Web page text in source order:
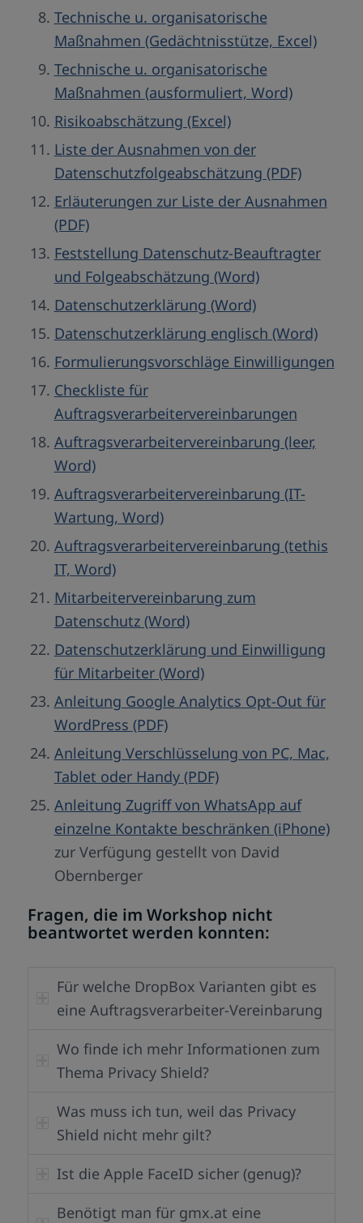
Technische u. organisatorische
Maßnahmen (Gedächtnisstütze, Excel)
Technische u. organisatorische
Maßnahmen (ausformuliert, Word)
Risikoabschätzung (Excel)
Liste der Ausnahmen von der
Datenschutzfolgeabschätzung (PDF)
Erläuterungen zur Liste der Ausnahmen
(PDF)
Feststellung Datenschutz-Beauftragter
und Folgeabschätzung (Word)
Datenschutzerklärung (Word)
Datenschutzerklärung englisch (Word)
Formulierungsvorschläge Einwilligungen
Checkliste für
Auftragsverarbeitervereinbarungen
Auftragsverarbeitervereinbarung (leer,
Word)
Auftragsverarbeitervereinbarung (IT-
Wartung, Word)
Auftragsverarbeitervereinbarung (tethis
IT, Word)
Mitarbeitervereinbarung zum
Datenschutz (Word)
Datenschutzerklärung und Einwilligung
für Mitarbeiter (Word)
Anleitung Google Analytics Opt-Out für
WordPress (PDF)
Anleitung Verschlüsselung von PC, Mac,
Tablet oder Handy (PDF)
Anleitung Zugriff von WhatsApp auf
einzelne Kontakte beschränken (iPhone)
zur Verfügung gestellt von David
Obernberger
Fragen, die im Workshop nicht
beantwortet werden konnten:
Für welche DropBox Varianten gibt es
eine Auftragsverarbeiter-Vereinbarung
Wo finde ich mehr Informationen zum
Thema Privacy Shield?
Was muss ich tun, weil das Privacy
Shield nicht mehr gilt?
Ist die Apple FaceID sicher (genug)?
Benötigt man für gmx.at eine